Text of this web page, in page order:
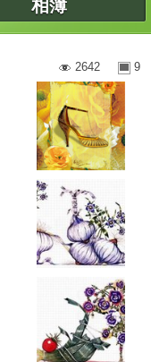
相簿
9
2642